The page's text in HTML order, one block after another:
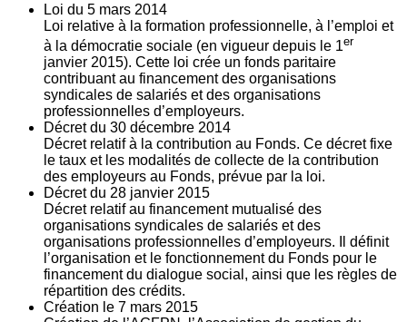
Loi du 5 mars 2014
Loi relative à la formation professionnelle, à l’emploi et
à la démocratie sociale (en vigueur depuis le 1er
janvier 2015). Cette loi crée un fonds paritaire
contribuant au financement des organisations
syndicales de salariés et des organisations
professionnelles d’employeurs.
Décret du 30 décembre 2014
Décret relatif à la contribution au Fonds. Ce décret fixe
le taux et les modalités de collecte de la contribution
des employeurs au Fonds, prévue par la loi.
Décret du 28 janvier 2015
Décret relatif au financement mutualisé des
organisations syndicales de salariés et des
organisations professionnelles d’employeurs. Il définit
l’organisation et le fonctionnement du Fonds pour le
financement du dialogue social, ainsi que les règles de
répartition des crédits.
Création le 7 mars 2015